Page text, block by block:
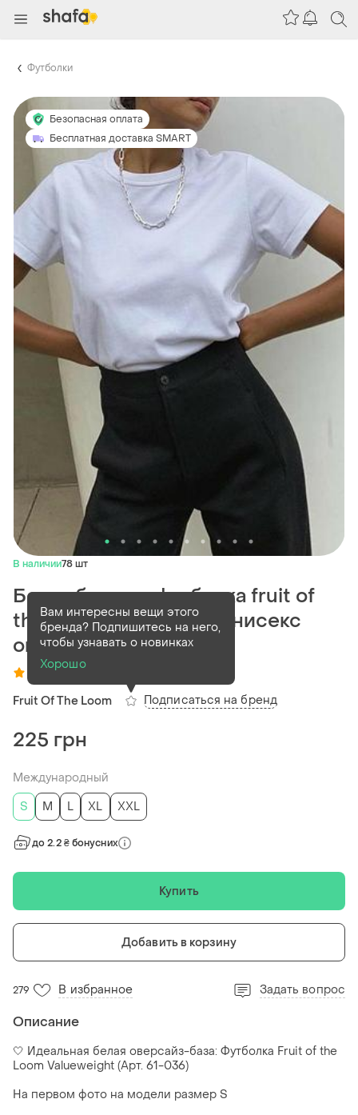
Футболки
Безопасная оплата
Бесплатная доставка SMART
В наличии78 шт
Белая базовая футболка fruit of
the loom valueweight унисекс
оверсайз
Fruit Of The Loom
Вам интересны вещи этого
бренда? Подпишитесь на него,
чтобы узнавать о новинках
Хорошо
Подписаться на бренд
225 грн
Международный
S
M L XL XXL
до 2.2 ₴ бонусних
Купить
Добавить в корзину
279 В избранное Задать вопрос
Описание
🤍 Идеальная белая оверсайз-база: Футболка Fruit of the
Loom Valueweight (Арт. 61-036)
На первом фото на модели размер S